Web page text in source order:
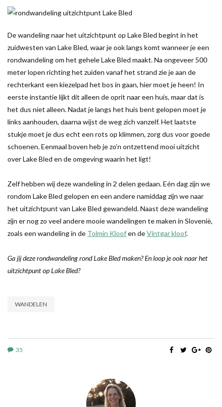
De wandeling naar het uitzichtpunt op Lake Bled begint in het
zuidwesten van Lake Bled, waar je ook langs komt wanneer je een
rondwandeling om het gehele Lake Bled maakt. Na ongeveer 500
meter lopen richting het zuiden vanaf het strand zie je aan de
rechterkant een kiezelpad het bos in gaan, hier moet je heen! In
eerste instantie lijkt dit alleen de oprit naar een huis, maar dat is
het dus niet alleen. Nadat je langs het huis bent gelopen moet je
links aanhouden, daarna wijst de weg zich vanzelf. Het laatste
stukje moet je dus echt een rots op klimmen, zorg dus voor goede
schoenen. Eenmaal boven heb je zo’n ontzettend mooi uitzicht
over Lake Bled en de omgeving waarin het ligt!
Zelf hebben wij deze wandeling in 2 delen gedaan. Eén dag zijn we
rondom Lake Bled gelopen en een andere namiddag zijn we naar
het uitzichtpunt van Lake Bled gewandeld. Naast deze wandeling
zijn er nog zo veel andere mooie wandelingen te maken in Slovenië,
zoals een wandeling in de Tolmin Kloofen deVintgar kloof.
Ga jij deze rondwandeling rond Lake Bled maken? En loop je ook naar het
uitzichtpunt op Lake Bled?
WANDELEN
35